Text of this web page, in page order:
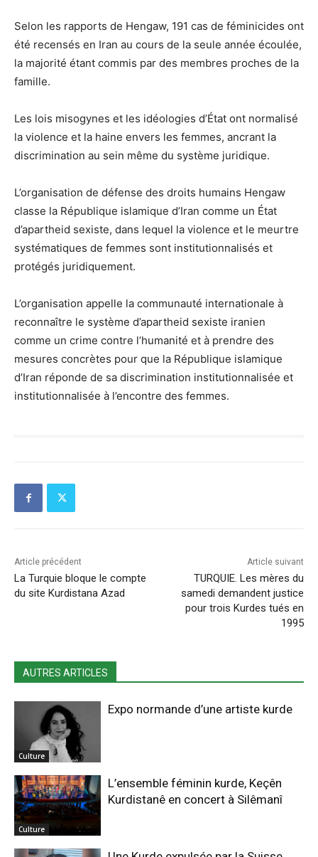
Selon les rapports de Hengaw, 191 cas de féminicides ont
été recensés en Iran au cours de la seule année écoulée,
la majorité étant commis par des membres proches de la
famille.
Les lois misogynes et les idéologies d’État ont normalisé
la violence et la haine envers les femmes, ancrant la
discrimination au sein même du système juridique.
L’organisation de défense des droits humains Hengaw
classe la République islamique d’Iran comme un État
d’apartheid sexiste, dans lequel la violence et le meurtre
systématiques de femmes sont institutionnalisés et
protégés juridiquement.
L’organisation appelle la communauté internationale à
reconnaître le système d’apartheid sexiste iranien
comme un crime contre l’humanité et à prendre des
mesures concrètes pour que la République islamique
d’Iran réponde de sa discrimination institutionnalisée et
institutionnalisée à l’encontre des femmes.
Article précédent
La Turquie bloque le compte
du site Kurdistana Azad
Article suivant
TURQUIE. Les mères du
samedi demandent justice
pour trois Kurdes tués en
1995
AUTRES ARTICLES
Culture
Expo normande d’une artiste kurde
Culture
L’ensemble féminin kurde, Keçên
Kurdistanê en concert à Silêmanî